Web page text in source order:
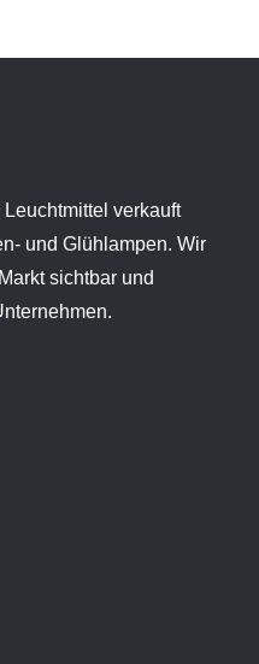
verkauft
und Glühlampen. Wir
sichtbar und